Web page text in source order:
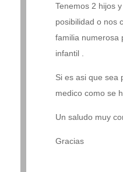
Tenemos 2 hijos
posibilidad o nos
familia numerosa
infantil .
Si es asi que sea
medico como se
Un saludo muy
Gracias